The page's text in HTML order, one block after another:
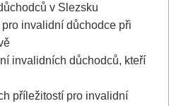
v Slezsku
invalidní důchodce při
invalidních důchodců, kteří
příležitostí pro invalidní